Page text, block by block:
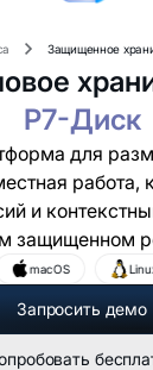
Защищенное
Р7-Диск
для
работа,
и
защищенном
macOS
Запросить демо